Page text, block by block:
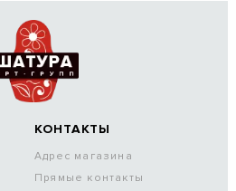
КОНТАКТЫ
Адрес магазина
Прямые контакты